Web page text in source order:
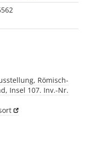
Römisch-
Insel 107. Inv.-Nr.